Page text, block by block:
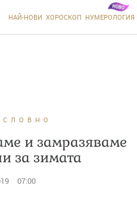
НАЙ-НОВИ ХОРОСКОП НУМЕРОЛОГИЯ
и замразяваме
за зимата
07:00